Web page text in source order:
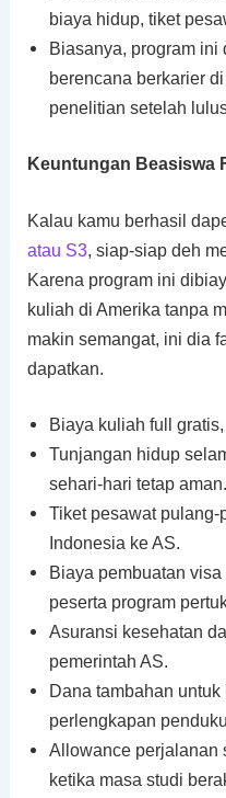
biaya hidup, tiket
Biasanya, program ini
berencana berkarier
penelitian setelah
Keuntungan Beasiswa
Kalau kamu berhasil
atau S3, siap-siap deh
Karena program ini
kuliah di Amerika tanpa
makin semangat, ini dia
dapatkan.
Biaya kuliah full
Tunjangan hidup
sehari-hari tetap aman.
Tiket pesawat
Indonesia ke AS.
Biaya pembuatan
peserta program
Asuransi kesehatan
pemerintah AS.
Dana tambahan
perlengkapan
Allowance perjalanan
ketika masa studi